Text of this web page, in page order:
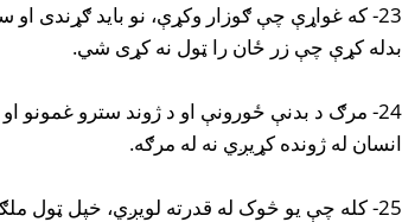
23- که غواړې چې ګوزار وکړې، نو باید
بدله کړې چې زر ځان را ټول نه کړی شي.
24- مرګ د بدنې ځورونې او د ژوند سترو غمونو
انسان له ژونده کړیږي نه له مرګه.
25- کله چې یو څوک له قدرته لویږي، خپل ټول ملګري او دستان له لاسه ورکوي.